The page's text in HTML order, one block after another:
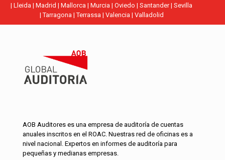
|Lleida |Madrid |Mallorca |Murcia |Oviedo |Santander|Sevilla
|Tarragona |Terrassa | Valencia | Valladolid
AOB Auditores es una empresa de auditoría de cuentas
anuales inscritos en el ROAC. Nuestras red de oficinas es a
nivel nacional. Expertos en informes de auditoría para
pequeñas y medianas empresas.